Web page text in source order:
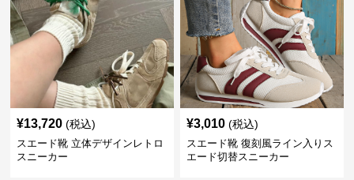
¥13,720 (税込)
スエード靴 立体デザインレトロ
スニーカー
¥3,010 (税込)
スエード靴 復刻風ライン入りス
エード切替スニーカー